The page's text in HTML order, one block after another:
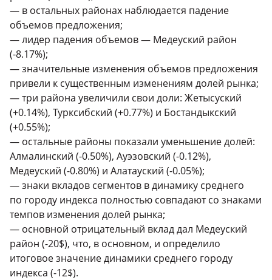
— в остальных районах наблюдается падение
объемов предложения;
— лидер падения объемов — Медеуский район
(-8.17%);
— значительные изменения объемов предложения
привели к существенным изменениям долей рынка;
— три района увеличили свои доли: Жетысуский
(+0.14%), Турксибский (+0.77%) и Бостандыкский
(+0.55%);
— остальные районы показали уменьшение долей:
Алмалинский (-0.50%), Ауэзовский (-0.12%),
Медеуский (-0.80%) и Алатауский (-0.05%);
— знаки вкладов сегментов в динамику среднего
по городу индекса полностью совпадают со знаками
темпов изменения долей рынка;
— основной отрицательный вклад дал Медеуский
район (-20$), что, в основном, и определило
итоговое значение динамики среднего городу
индекса (-12$).